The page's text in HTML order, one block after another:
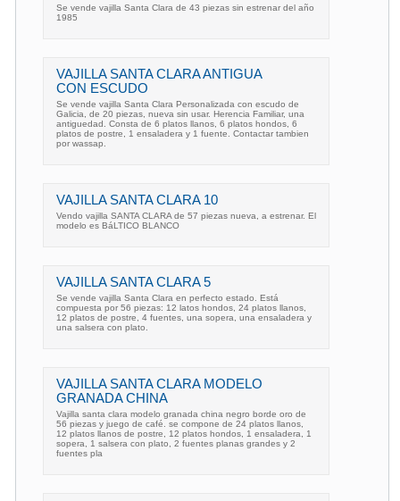
Se vende vajilla Santa Clara de 43 piezas sin estrenar del año
1985
VAJILLA SANTA CLARA ANTIGUA
CON ESCUDO
Se vende vajilla Santa Clara Personalizada con escudo de
Galicia, de 20 piezas, nueva sin usar. Herencia Familiar, una
antiguedad. Consta de 6 platos llanos, 6 platos hondos, 6
platos de postre, 1 ensaladera y 1 fuente. Contactar tambien
por wassap.
VAJILLA SANTA CLARA 10
Vendo vajilla SANTA CLARA de 57 piezas nueva, a estrenar. El
modelo es BáLTICO BLANCO
VAJILLA SANTA CLARA 5
Se vende vajilla Santa Clara en perfecto estado. Está
compuesta por 56 piezas: 12 latos hondos, 24 platos llanos,
12 platos de postre, 4 fuentes, una sopera, una ensaladera y
una salsera con plato.
VAJILLA SANTA CLARA MODELO
GRANADA CHINA
Vajilla santa clara modelo granada china negro borde oro de
56 piezas y juego de café. se compone de 24 platos llanos,
12 platos llanos de postre, 12 platos hondos, 1 ensaladera, 1
sopera, 1 salsera con plato, 2 fuentes planas grandes y 2
fuentes pla